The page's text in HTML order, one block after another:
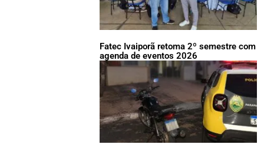
Fatec Ivaiporã retoma 2º semestre com
agenda de eventos 2026